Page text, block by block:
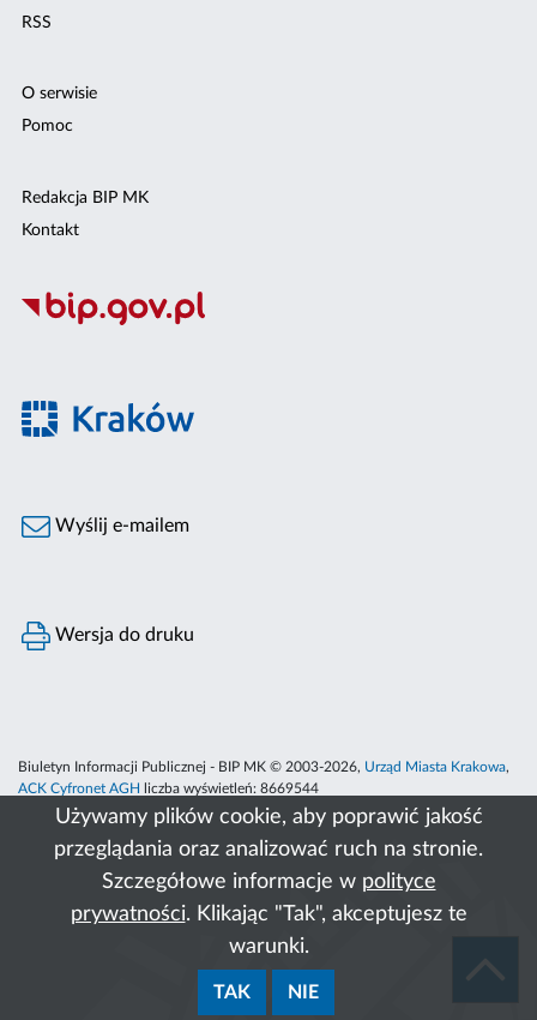
Używamy plików cookie, aby poprawić jakość
przeglądania oraz analizować ruch na stronie.
Szczegółowe informacje w polityce
prywatności. Klikając "Tak", akceptujesz te
warunki.
TAK NIE
RSS
O serwisie
Pomoc
Redakcja BIP MK
Kontakt
Wyślij e-mailem
Wersja do druku
Biuletyn Informacji Publicznej - BIP MK © 2003-2026, Urząd Miasta Krakowa,
ACK Cyfronet AGH
liczba wyświetleń: 8669544